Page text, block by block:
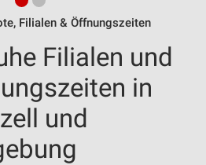
Filialen & Öffnungszeiten
Filialen und
in
und